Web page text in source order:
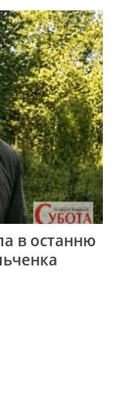
в останню